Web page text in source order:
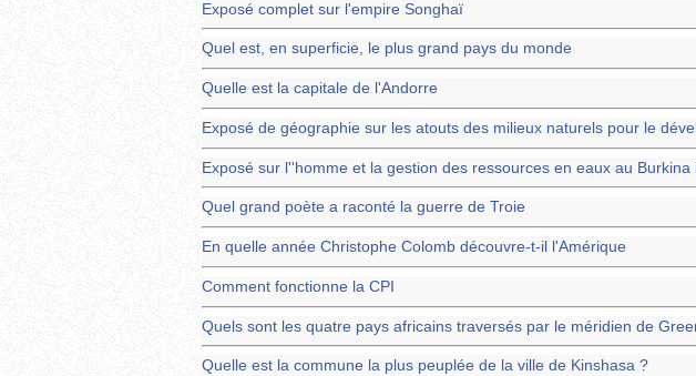
Exposé complet sur l'empire Songhaï
Quel est, en superficie, le plus grand pays du monde
Quelle est la capitale de l'Andorre
Exposé de géographie sur les atouts des milieux naturels pour le
Exposé sur l''homme et la gestion des ressources en eaux au Burkina
Quel grand poète a raconté la guerre de Troie
En quelle année Christophe Colomb découvre-t-il l'Amérique
Comment fonctionne la CPI
Quels sont les quatre pays africains traversés par le méridien de
Quelle est la commune la plus peuplée de la ville de Kinshasa ?